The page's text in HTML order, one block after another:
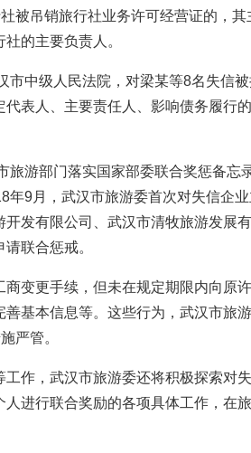
被吊销旅行社业务许可经营证的，
的主要负责人。
中级人民法院，对梁某等8名失信被
表人、主要责任人、影响债务履行
游部门落实国家部委联合奖惩备忘
年9月，武汉市旅游委首次对失信企
发有限公司、武汉市清牧旅游发展
联合惩戒。
更手续，但未在规定期限内向原
基本信息等。这些行为，武汉市旅
严管。
，武汉市旅游委还将积极探索对
进行联合奖励的各项具体工作，在